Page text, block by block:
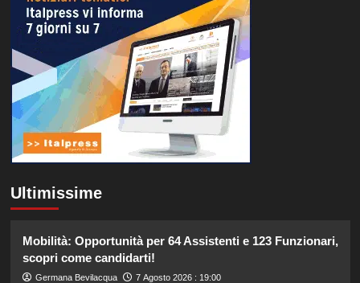
Ultimissime
Mobilità: Opportunità per 64 Assistenti e 123 Funzionari,
scopri come candidarti!
Germana Bevilacqua 7 Agosto 2026 : 19:00